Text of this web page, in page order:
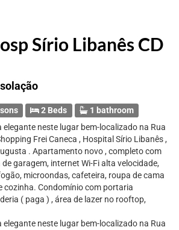
Sírio Libanês CD
2 Beds
1 bathroom
neste lugar bem-localizado na Rua
Frei Caneca , Hospital Sírio Libanês ,
. Apartamento novo , completo com
garagem, internet Wi-Fi alta velocidade,
microondas, cafeteira, roupa de cama
cozinha. Condomínio com portaria
( paga ) , área de lazer no rooftop,
neste lugar bem-localizado na Rua